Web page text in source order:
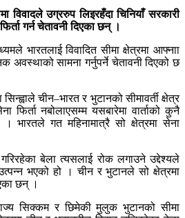
विवादले उग्ररुप लिइरहँदा चिनियाँ सरकारी
गर्न चेतावनी दिएका छन् ।
भारतलाई विवादित सीमा क्षेत्रमा आफ्नाा
अवस्थाको सामना गर्नुपर्ने चेतावनी दिएको छ
चीन–भारत र भुटानको सीमावर्ती क्षेत्र
फिर्ता नबोलाएसम्म यसबारेमा वार्ताको कुनै
भारतले गत महिनामात्रै सो क्षेत्रमा सेना
बेला त्यसलाई रोक लगाउने उद्देश्यले
भएको हो । चीन र भुटानले सो क्षेत्रमा
छन् ।
राज्य सिक्कम र छिमेकी मुलुक भुटानको सीमा